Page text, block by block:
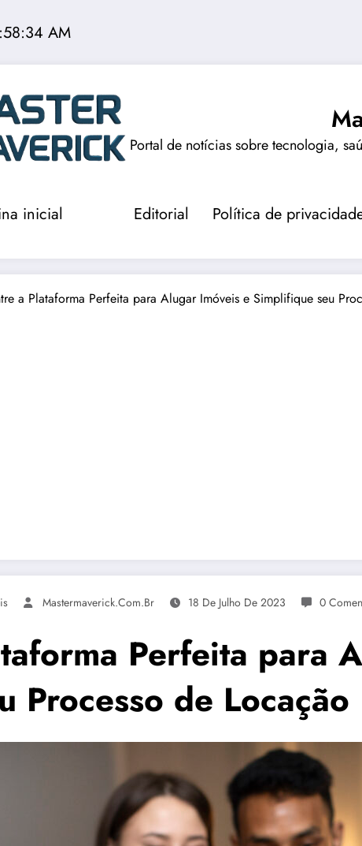
AM
Portal de notícias sobre tecnologia,
inicial Editorial Política de
a Plataforma Perfeita para Alugar Imóveis e Simplifique seu
Mastermaverick.com.br 18 De Julho De 2023 0
Perfeita para
Processo de Locação